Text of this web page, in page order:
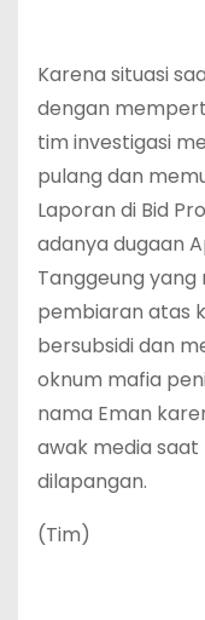
Karena situasi
dengan
tim investigasi
pulang dan
Laporan di Bid
adanya dugaan
Tanggeung
pembiaran atas
bersubsidi dan
oknum mafia
nama Eman
awak media
dilapangan.
(Tim)